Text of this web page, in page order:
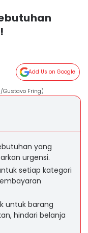
Add Us on Google
Fring)
yang
urgensi.
setiap kategori
untuk barang
hindari belanja